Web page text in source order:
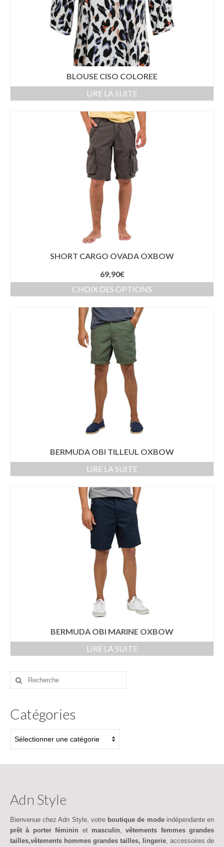
BLOUSE CISO COLOREE
LIRE LA SUITE
SHORT CARGO OVADA OXBOW
69,90€
CHOIX DES OPTIONS
BERMUDA OBI TILLEUL OXBOW
LIRE LA SUITE
BERMUDA OBI MARINE OXBOW
LIRE LA SUITE
Rechercher
:
Catégories
Adn Style
Bienvenue chez Adn Style, votre boutique de modeindépendante en
prêt à porter féminin et masculin,vêtements femmes grandes
tailles,vêtements hommes grandes tailles,
lingerie, accessoires de